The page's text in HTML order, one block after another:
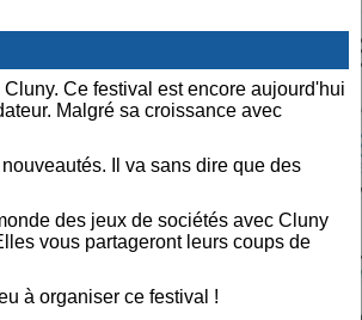
Ce festival est encore aujourd'hui
Malgré sa croissance avec
Il va sans dire que des
des jeux de sociétés avec Cluny
vous partageront leurs coups de
à organiser ce festival !